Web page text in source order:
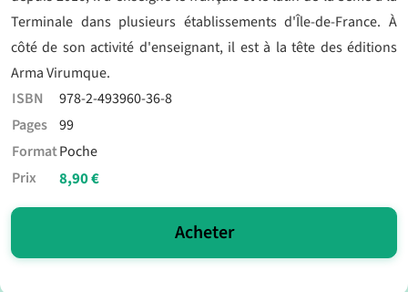
Terminale dans plusieurs établissements d'Île-de-France. À
côté de son activité d'enseignant, il est à la tête des éditions
Arma Virumque.
ISBN
978-2-493960-36-8
Pages 99
FormatPoche
Prix
8,90 €
Acheter